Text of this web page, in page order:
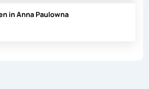
in Anna Paulowna